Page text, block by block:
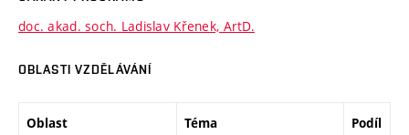
doc. akad. soch. Ladislav Křenek, ArtD.
OBLASTI VZDĚLÁVÁNÍ
Oblast Téma
Podíl